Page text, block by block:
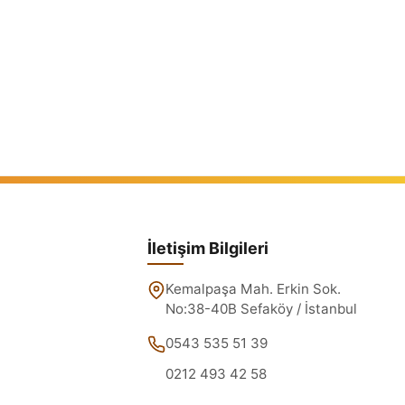
İletişim Bilgileri
Kemalpaşa Mah. Erkin Sok.
No:38-40B Sefaköy / İstanbul
0543 535 51 39
0212 493 42 58